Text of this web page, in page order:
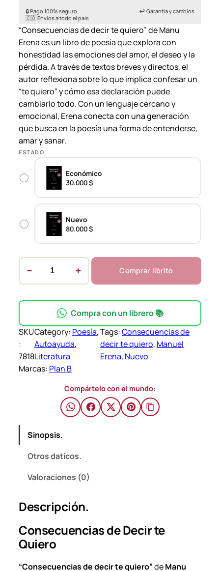
:
3
0
.
0
0
0
h
r
o
0
0
🔒 Pago 100% seguro
↩️ Garantía y cambios
🇨🇴 Envíos a todo el país
“Consecuencias de decir te quiero” de Manu
Erena es un libro de poesía que explora con
honestidad las emociones del amor, el deseo y la
pérdida. A través de textos breves y directos, el
autor reflexiona sobre lo que implica confesar un
“te quiero” y cómo esa declaración puede
cambiarlo todo. Con un lenguaje cercano y
emocional, Erena conecta con una generación
que busca en la poesía una forma de entenderse,
amar y sanar.
ESTADO
Económico
30.000 $
Nuevo
80.000 $
o
n
e
c
u
e
n
s
e
r
e
q
− + Comprar librito
Compra con un librero 📚
SKU
:
7818
Category: Poesía ,
Autoayuda
Literatura
Tags:Consecuencias de
decir te quiero, Manuel
Erena, Nuevo
Marcas: Plan B
Compártelo con el mundo:
Sinopsis.
Otros daticos.
Valoraciones (0)
Descripción.
Consecuencias de Decir te
Quiero
“Consecuencias de decir te quiero”deManu